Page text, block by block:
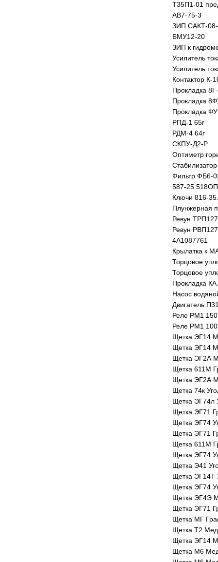
Т35П1-01
АВ7-75-3
ЗИП САКТ-
БМУ12-20
ЗИП к
Усилитель
Усилитель
Контактор К-
Прокладка
Прокладка
Прокладка
РПД-1 65г
РДМ-4 64г
СКПУ-Д2-Р
Оптиметр
Фильтр ФБ6-
587-
Ключи 816-
Плунжерная
Ревун
Ревун
4А1087761
Крылатка к
Торцовое
Торцовое
Прокладка
Насос
Двигатель
Реле РМ1
Реле РМ1
Щетка ЭГ14
Щетка ЭГ14
Щетка ЭГ2А
Щетка 611М
Щетка ЭГ2А
Щетка 74к
Щетка ЭГ74л
Щетка ЭГ71
Щетка ЭГ74
Щетка ЭГ71
Щетка 611М
Щетка ЭГ74
Щетка Э41
Щетка ЭГ14Т
Щетка ЭГ74
Щетка ЭГ4Э
Щетка ЭГ71
Щетка МГ
Щетка Т2
Щетка ЭГ14
Щетка М6